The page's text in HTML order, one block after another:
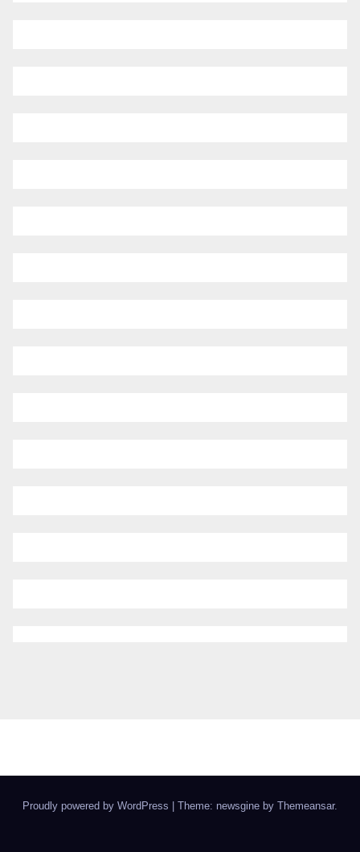
Proudly powered by WordPress Theme: newsgine by Themeansar.